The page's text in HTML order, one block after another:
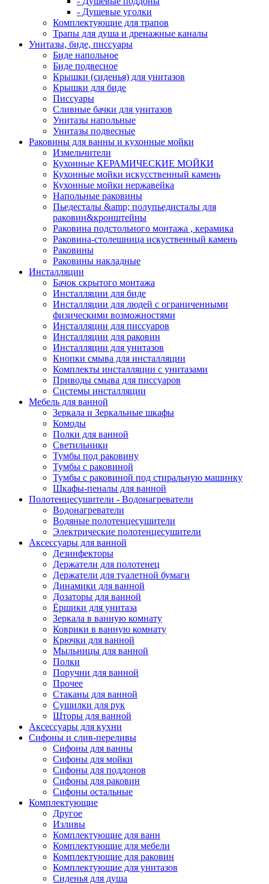
- Душевые уголки
Комплектующие для трапов
Трапы для душа и дренажные каналы
Унитазы, биде, писсуары
Биде напольное
Биде подвесное
Крышки (сиденья) для унитазов
Крышки для биде
Писсуары
Сливные бачки для унитазов
Унитазы напольные
Унитазы подвесные
Раковины для ванны и кухонные мойки
Измельчители
Кухонные КЕРАМИЧЕСКИЕ МОЙКИ
Кухонные мойки искусственный камень
Кухонные мойки нержавейка
Напольные раковины
Пьедесталы &amp; полупьедисталы для
раковин&кронштейны
Раковина подстольного монтажа , керамика
Раковина-столешница искуственный камень
Раковины
Раковины накладные
Инсталляции
Бачок скрытого монтажа
Инсталляции для биде
Инсталляции для людей с ограниченными
физическими возможностями
Инсталляции для писсуаров
Инсталляции для раковин
Инсталляции для унитазов
Кнопки смыва для инсталляции
Комплекты инсталляции с унитазами
Приводы смыва для писсуаров
Системы инсталляции
Мебель для ванной
Зеркала и Зеркальные шкафы
Комоды
Полки для ванной
Светильники
Тумбы под раковину
Тумбы с раковиной
Тумбы с раковиной под стиральную машинку
Шкафы-пеналы для ванной
Полотенцесушители - Водонагреватели
Водонагреватели
Водяные полотенцесушители
Электрические полотенцесушители
Аксессуары для ванной
Дезинфекторы
Держатели для полотенец
Держатели для туалетной бумаги
Динамики для ванной
Дозаторы для ванной
Ёршики для унитаза
Зеркала в ванную комнату
Коврики в ванную комнату
Крючки для ванной
Мыльницы для ванной
Полки
Поручни для ванной
Прочее
Стаканы для ванной
Сушилки для рук
Шторы для ванной
Аксессуары для кухни
Сифоны и слив-переливы
Сифоны для ванны
Сифоны для мойки
Сифоны для поддонов
Сифоны для раковин
Сифоны остальные
Комплектующие
Другое
Изливы
Комплектующие для ванн
Комплектующие для мебели
Комплектующие для раковин
Комплектующие для унитазов
Сиденья для душа